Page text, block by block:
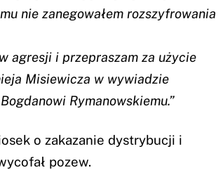
nie zanegowałem rozszyfrowania
agresji i przepraszam za użycie
Misiewicza w wywiadzie
Rymanowskiemu.”
o zakazanie dystrybucji i
pozew.